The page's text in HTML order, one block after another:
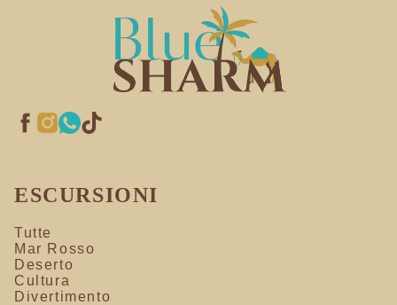
ESCURSIONI
Tutte
Mar Rosso
Deserto
Cultura
Divertimento